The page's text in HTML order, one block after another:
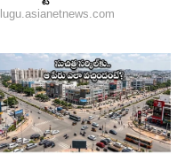
రోజు
విద్యార్థులు తమ
అధిక బిజీ
పనిలో కొన్ని
విశ్వాసం , సామర్థ్యాన్ని